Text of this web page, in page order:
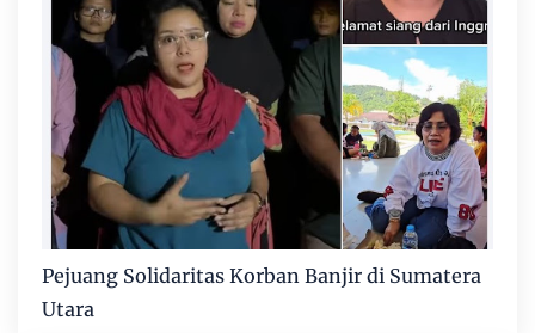
Pejuang Solidaritas Korban Banjir di Sumatera
Utara